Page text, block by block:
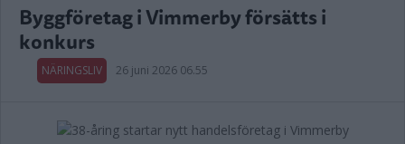
Byggföretag i Vimmerby försätts i
konkurs
NÄRINGSLIV 26 juni 2026 06.55